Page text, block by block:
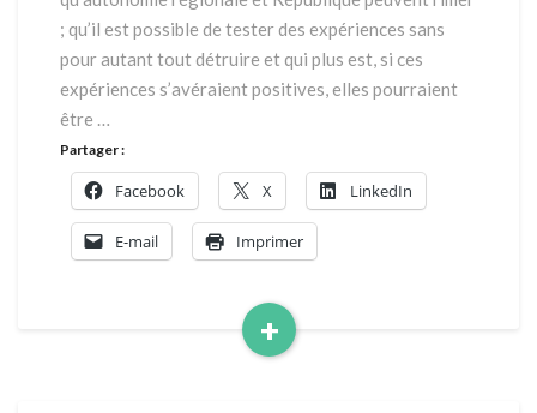
; qu’il est possible de tester des expériences sans
pour autant tout détruire et qui plus est, si ces
expériences s’avéraient positives, elles pourraient
être …
+
Read
Partager :
Facebook X LinkedIn
E-mail Imprimer